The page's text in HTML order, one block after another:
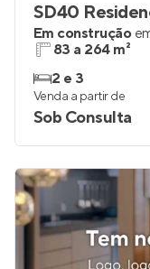
SD40
Em construção
83 a 264 m²
2 e 3
Venda a partir de
Sob Consulta